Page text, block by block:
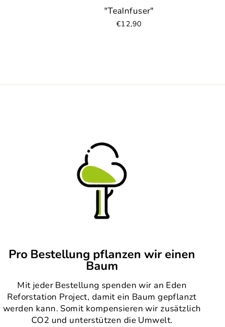
"TeaInfuser"
€12,90
Pro Bestellung pflanzen wir einen
Baum
Mit jeder Bestellung spenden wir an Eden
Reforstation Project, damit ein Baum gepflanzt
werden kann. Somit kompensieren wir zusätzlich
CO2 und unterstützen die Umwelt.